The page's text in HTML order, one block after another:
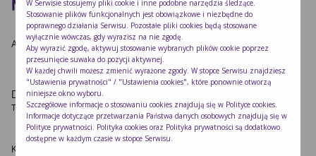
Autor:Redakcja Nutricia|Opublikowano:2022-10-24
Dodaj komentarz
Twój adres e-mail nie zostanie opublikowany. Wymagane pola są oznaczone
Komentarz
W Serwisie stosujemy pliki cookie i inne podobne narzędzia śledzące.
Stosowanie plików funkcjonalnych jest obowiązkowe i niezbędne do
poprawnego działania Serwisu. Pozostałe pliki cookies będą stosowane
wyłącznie wówczas, gdy wyrazisz na nie zgodę.
Aby wyrazić zgodę, aktywuj stosowanie wybranych plików cookie poprzez
przesunięcie suwaka do pozycji aktywnej.
W każdej chwili możesz zmienić wyrażone zgody. W stopce Serwisu znajdziesz
"Ustawienia prywatności" / "Ustawienia cookies", które ponownie otworzą
niniejsze okno wyboru.
Szczegółowe informacje o stosowaniu cookies znajdują się w Polityce cookies
Informacje dotyczące przetwarzania Państwa danych osobowych znajdują się w
Polityce prywatności . Polityka cookies oraz Polityka prywatności są dodatkowo
dostępne w każdym czasie w stopce Serwisu.